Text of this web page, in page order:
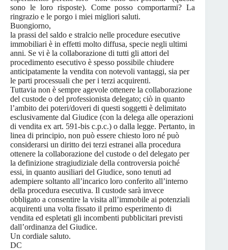
sono le loro risposte). Come posso comportarmi? La
ringrazio e le porgo i miei migliori saluti.
Buongiorno,
la prassi del saldo e stralcio nelle procedure esecutive
immobiliari è in effetti molto diffusa, specie negli ultimi
anni. Se vi è la collaborazione di tutti gli attori del
procedimento esecutivo è spesso possibile chiudere
anticipatamente la vendita con notevoli vantaggi, sia per
le parti processuali che per i terzi acquirenti.
Tuttavia non è sempre agevole ottenere la collaborazione
del custode o del professionista delegato; ciò in quanto
l’ambito dei poteri/doveri di questi soggetti è delimitato
esclusivamente dal Giudice (con la delega alle operazioni
di vendita ex art. 591-bis c.p.c.) o dalla legge. Pertanto, in
linea di principio, non può essere chiesto loro né può
considerarsi un diritto dei terzi estranei alla procedura
ottenere la collaborazione del custode o del delegato per
la definizione stragiudiziale della controversia poiché
essi, in quanto ausiliari del Giudice, sono tenuti ad
adempiere soltanto all’incarico loro conferito all’interno
della procedura esecutiva. Il custode sarà invece
obbligato a consentire la visita all’immobile ai potenziali
acquirenti una volta fissato il primo esperimento di
vendita ed espletati gli incombenti pubblicitari previsti
dall’ordinanza del Giudice.
Un cordiale saluto.
DC